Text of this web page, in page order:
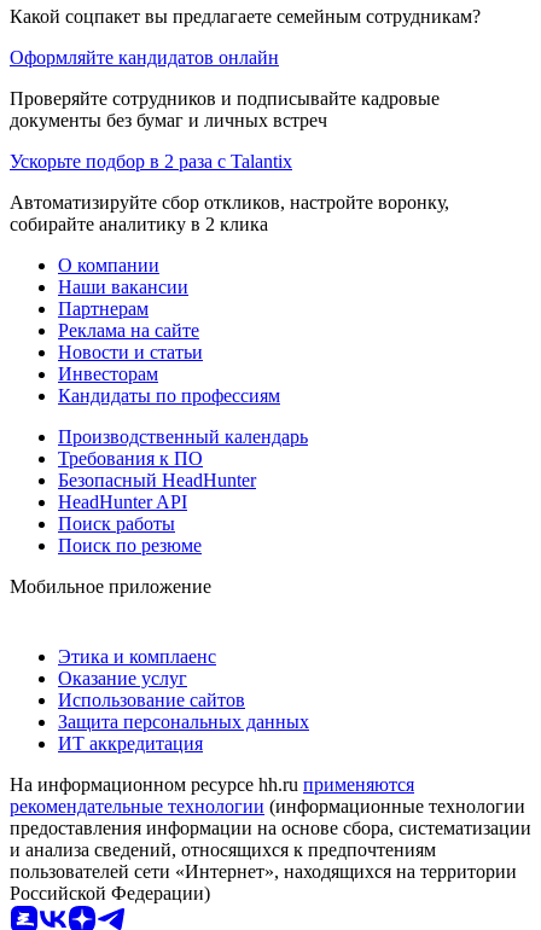
Какой соцпакет вы предлагаете семейным сотрудникам?
Оформляйте кандидатов онлайн
Проверяйте сотрудников и подписывайте кадровые
документы без бумаг и личных встреч
Ускорьте подбор в 2 раза с Talantix
Автоматизируйте сбор откликов, настройте воронку,
собирайте аналитику в 2 клика
О компании
Наши вакансии
Партнерам
Реклама на сайте
Новости и статьи
Инвесторам
Кандидаты по профессиям
Производственный календарь
Требования к ПО
Безопасный HeadHunter
HeadHunter API
Поиск работы
Поиск по резюме
Мобильное приложение
Этика и комплаенс
Оказание услуг
Использование сайтов
Защита персональных данных
ИТ аккредитация
На информационном ресурсе hh.ru применяются
рекомендательные технологии (информационные технологии
предоставления информации на основе сбора, систематизации
и анализа сведений, относящихся к предпочтениям
пользователей сети «Интернет», находящихся на территории
Российской Федерации)